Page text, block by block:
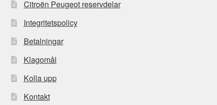
Citroën Peugeot reservdelar
Integritetspolicy
Betalningar
Klagomål
Kolla upp
Kontakt